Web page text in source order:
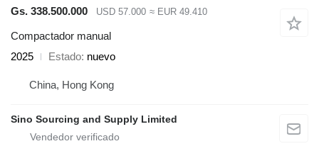
Gs. 338.500.000
USD 57.000 ≈ EUR 49.410
Compactador manual
2025
Estado nuevo
China, Hong Kong
Sino Sourcing and Supply Limited